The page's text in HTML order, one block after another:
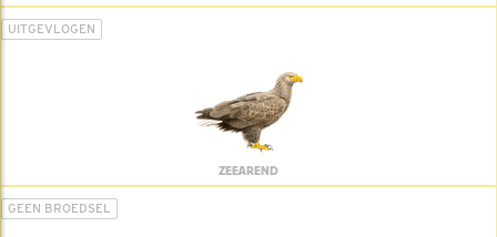
UITGEVLOGEN
ZEEAREND
GEEN BROEDSEL